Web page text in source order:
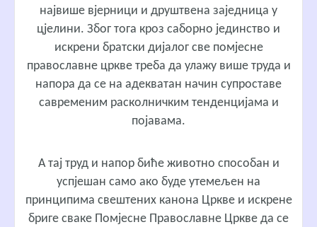
највише вјерници и друштвена заједница у
цјелини. Због тога кроз саборно јединство и
искрени братски дијалог све помјесне
православне цркве треба да улажу више труда и
напора да се на адекватан начин супроставе
савременим расколничким тенденцијама и
појавама.
А тај труд и напор биће животно способан и
успјешан само ако буде утемељен на
принципима свештених канона Цркве и искрене
бриге сваке Помјесне Православне Цркве да се